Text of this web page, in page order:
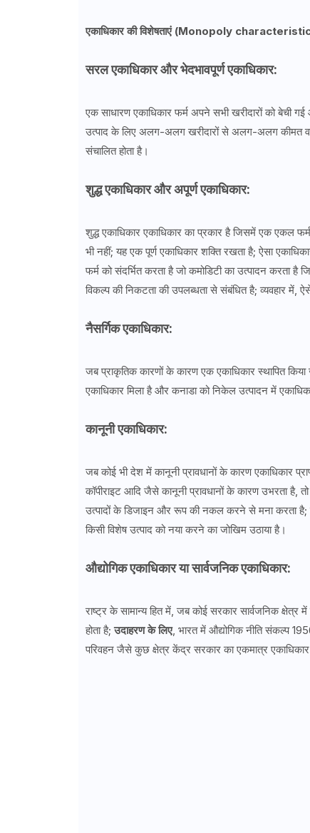
एकाधिकार की विशेषताएं (Monopoly
सरल एकाधिकार और भेदभावपूर्ण एकाधिकार:
एक साधारण एकाधिकार फर्म अपने सभी खरीदारों को बेची
उत्पाद के लिए अलग-अलग खरीदारों से अलग-अलग कीमत
संचालित होता है।
शुद्ध एकाधिकार और अपूर्ण एकाधिकार:
शुद्ध एकाधिकार एकाधिकार का प्रकार है जिसमें एक एकल
भी नहीं; यह एक पूर्ण एकाधिकार शक्ति रखता है; ऐसा
फर्म को संदर्भित करता है जो कमोडिटी का उत्पादन करता
विकल्प की निकटता की उपलब्धता से संबंधित है; व्यवहार में,
नैसर्गिक एकाधिकार:
जब प्राकृतिक कारणों के कारण एक एकाधिकार स्थापित
एकाधिकार मिला है और कनाडा को निकेल उत्पादन में
कानूनी एकाधिकार:
जब कोई भी देश में कानूनी प्रावधानों के कारण एकाधिकार
कॉपीराइट आदि जैसे कानूनी प्रावधानों के कारण उभरता है,
उत्पादों के डिजाइन और रूप की नकल करने से मना करता है;
किसी विशेष उत्पाद को नया करने का जोखिम उठाया है।
औद्योगिक एकाधिकार या सार्वजनिक एकाधिकार:
राष्ट्र के सामान्य हित में, जब कोई सरकार सार्वजनिक क्षेत्र
होता है;उदाहरण के लिए, भारत में औद्योगिक नीति संकल्प
परिवहन जैसे कुछ क्षेत्र केंद्र सरकार का एकमात्र एकाधिकार